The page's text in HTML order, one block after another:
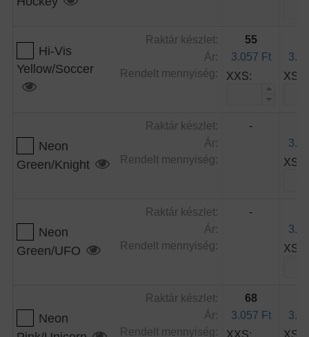
Hi-Vis
Yellow/Soccer
Raktár készlet:
Ár:
Rendelt mennyiség:
55
3.057 Ft
XXS:
XS:
Neon
Green/Knight
Raktár készlet:
Ár:
Rendelt mennyiség:
-
XS:
Neon
Green/UFO
Raktár készlet:
Ár:
Rendelt mennyiség:
-
XS:
Neon
Raktár készlet:
Ár:
Rendelt mennyiség:
68
3.057 Ft
XXS:
XS: